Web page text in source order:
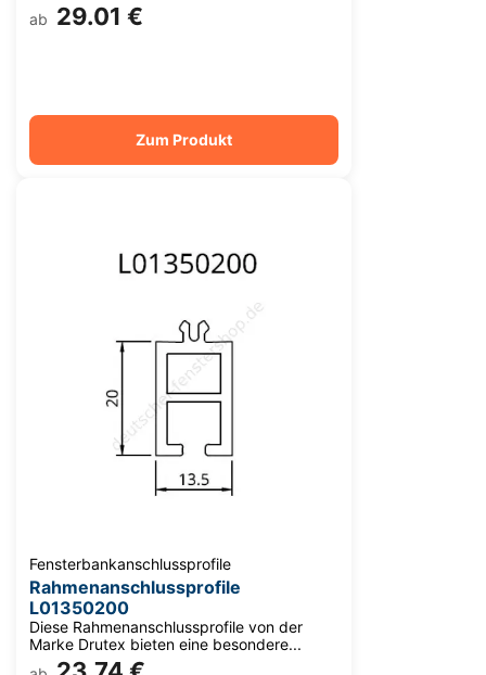
ab 29.01 €
Zum Produkt
Fensterbankanschlussprofile
Rahmenanschlussprofile
L01350200
Diese Rahmenanschlussprofile von der
Marke Drutex bieten eine besondere...